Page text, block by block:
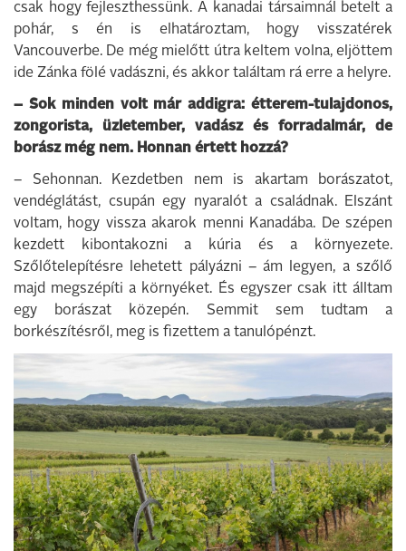
csak hogy fejleszthessünk. A kanadai társaimnál betelt a
pohár, s én is elhatároztam, hogy visszatérek
Vancouverbe. De még mielőtt útra keltem volna, eljöttem
ide Zánka fölé vadászni, és akkor találtam rá erre a helyre.
– Sok minden volt már addigra: étterem-tulajdonos,
zongorista, üzletember, vadász és forradalmár, de
borász még nem. Honnan értett hozzá?
– Sehonnan. Kezdetben nem is akartam borászatot,
vendéglátást, csupán egy nyaralót a családnak. Elszánt
voltam, hogy vissza akarok menni Kanadába. De szépen
kezdett kibontakozni a kúria és a környezete.
Szőlőtelepítésre lehetett pályázni – ám legyen, a szőlő
majd megszépíti a környéket. És egyszer csak itt álltam
egy borászat közepén. Semmit sem tudtam a
borkészítésről, meg is fizettem a tanulópénzt.